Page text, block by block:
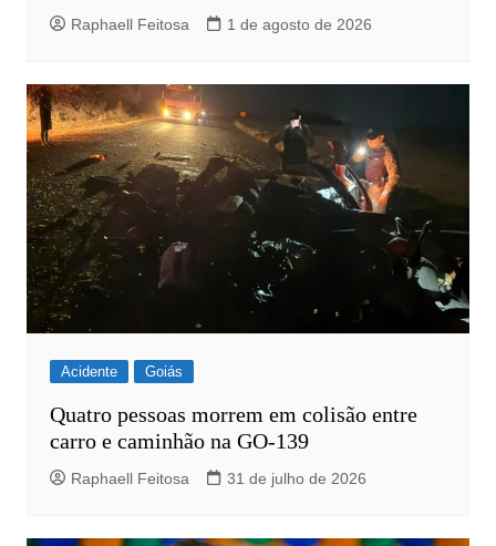
Raphaell Feitosa 1 de agosto de 2026
Acidente Goiás
Quatro pessoas morrem em colisão entre
carro e caminhão na GO-139
Raphaell Feitosa 31 de julho de 2026